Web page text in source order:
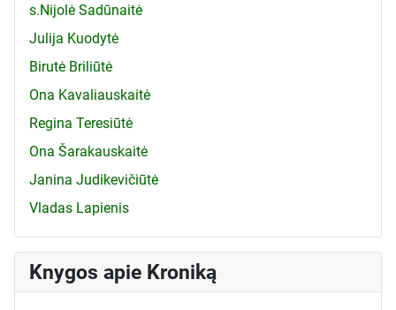
s.Nijolė Sadūnaitė
Julija Kuodytė
Birutė Briliūtė
Ona Kavaliauskaitė
Regina Teresiūtė
Ona Šarakauskaitė
Janina Judikevičiūtė
Vladas Lapienis
Knygos apie Kroniką